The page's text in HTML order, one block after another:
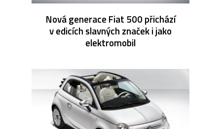
Nová generace Fiat 500 přichází
v edicích slavných značek i jako
elektromobil